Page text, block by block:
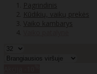
Pagrindinis
Kūdikių, vaikų prekės
Vaiko kambarys